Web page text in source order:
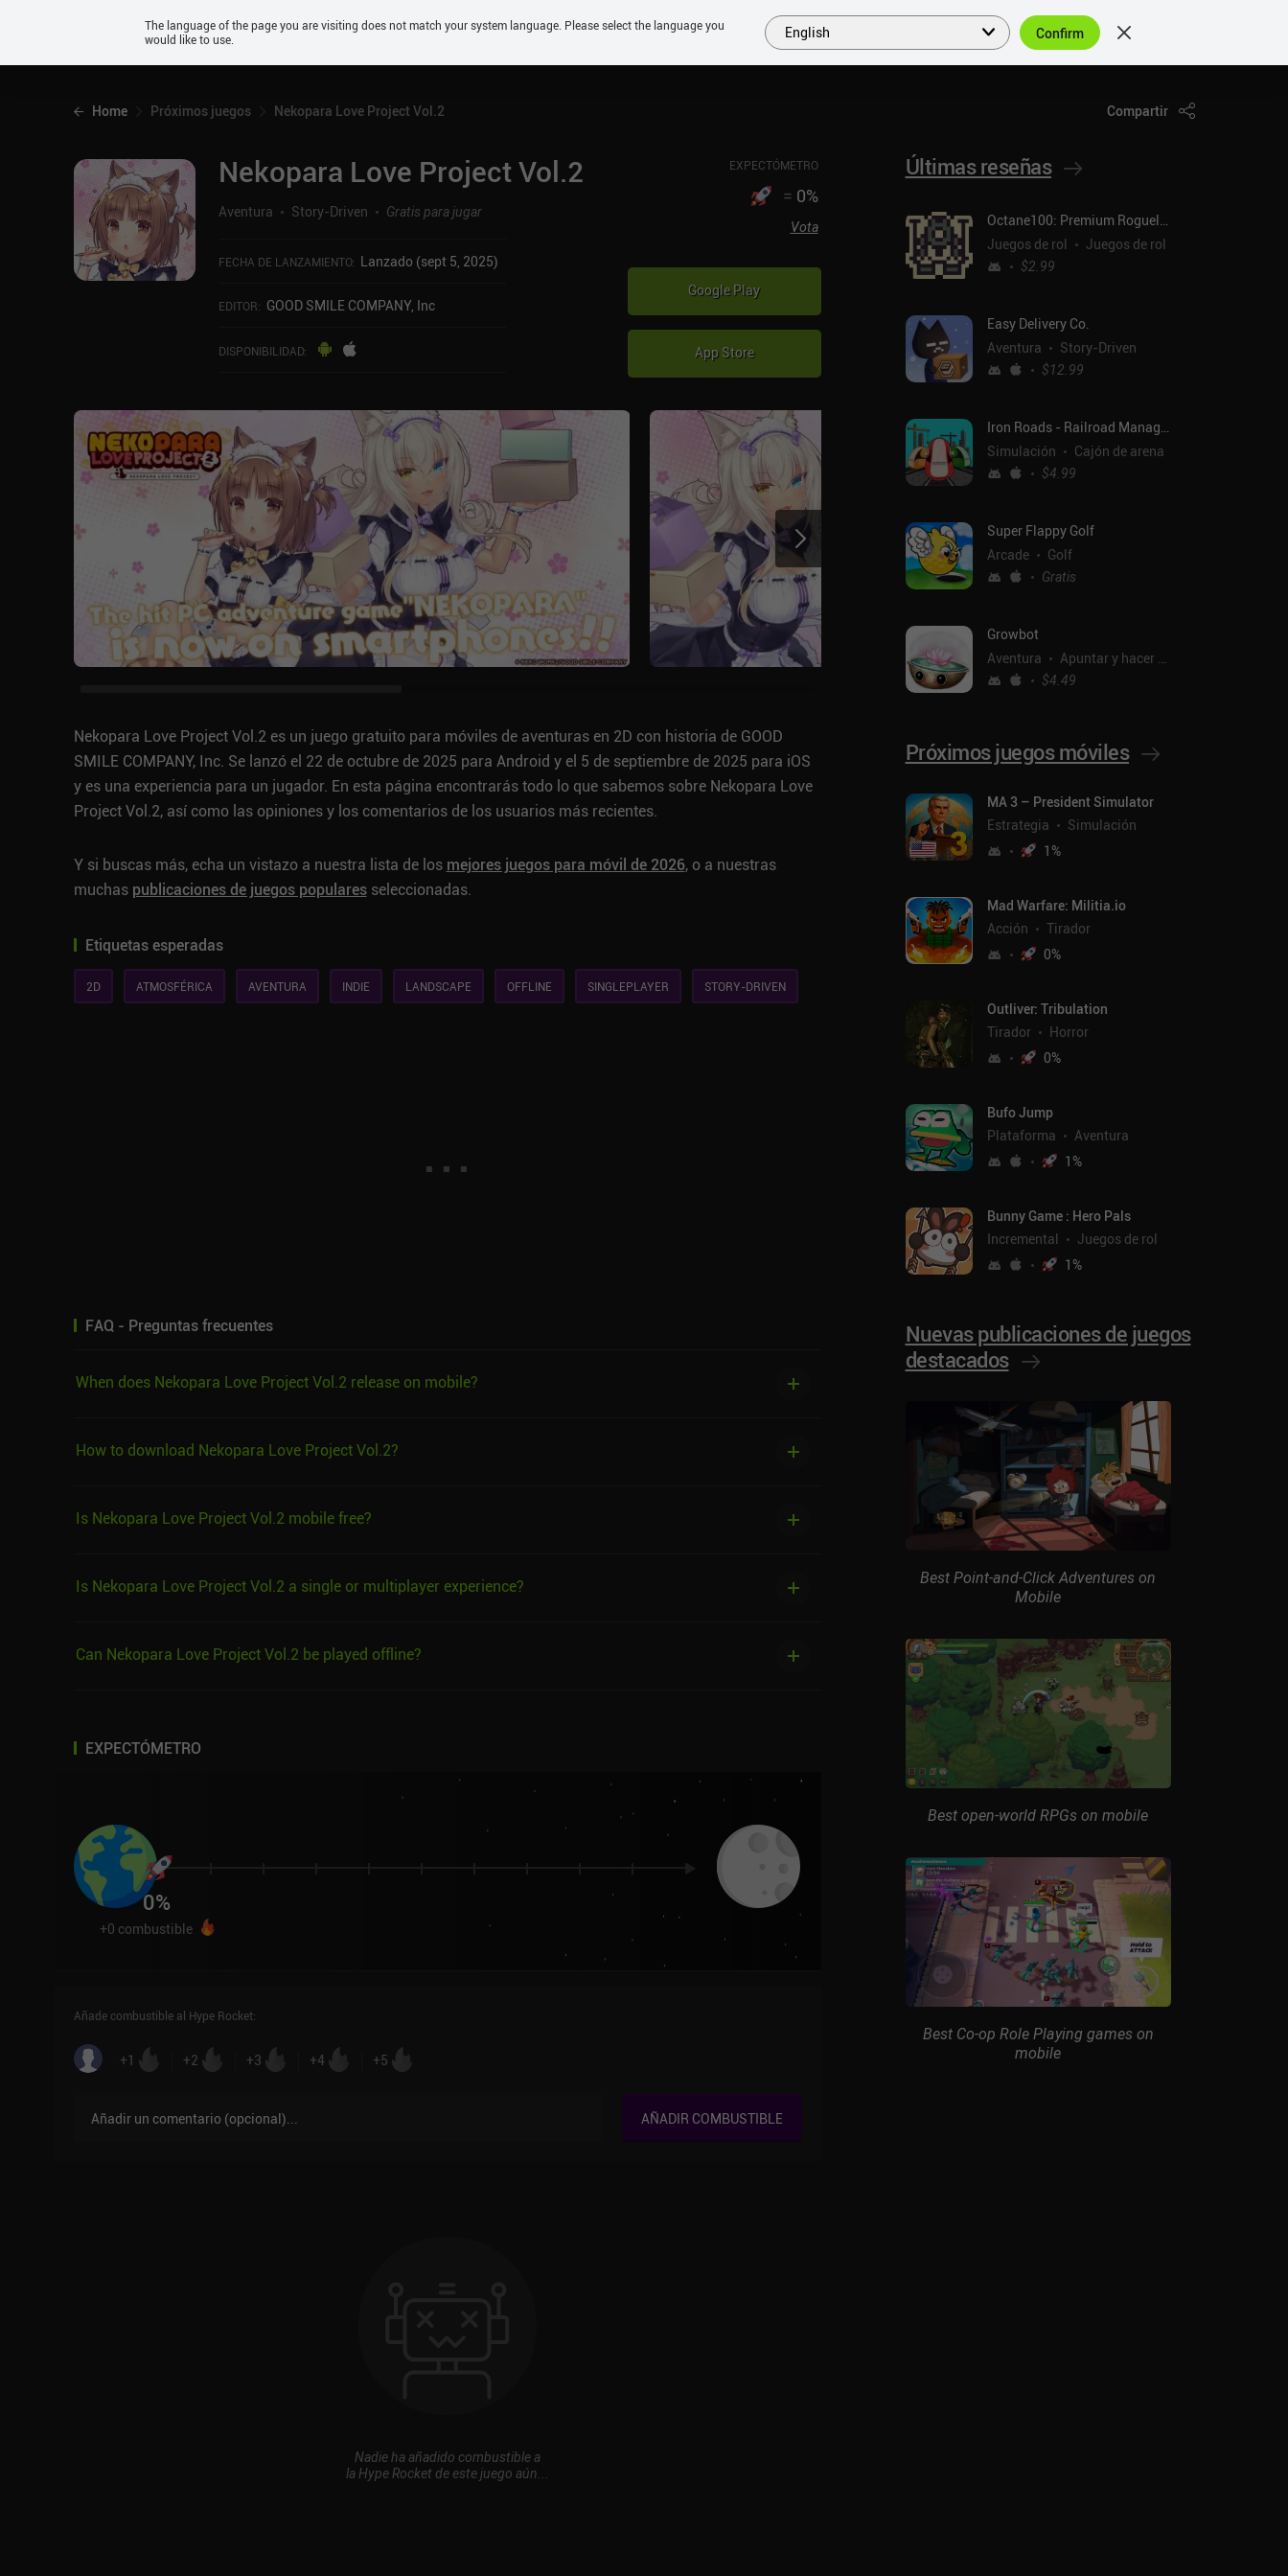
Android
PRÓXIMOS SIMILARES COLECCIONES TOP ES
Home Próximos juegos Nekopara Love Project Vol.2 Compartir
Nekopara Love Project Vol.2
Aventura Story-Driven Gratis para jugar
FECHA DE LANZAMIENTO: Lanzado (sept 5, 2025)
EDITOR: GOOD SMILE COMPANY, Inc
DISPONIBILIDAD:
EXPECTÓMETRO
= 0%
Vota
Google Play
App Store
Nekopara Love Project Vol.2 es un juego gratuito para móviles de aventuras en 2D con historia de GOOD
SMILE COMPANY, Inc. Se lanzó el 22 de octubre de 2025 para Android y el 5 de septiembre de 2025 para iOS
y es una experiencia para un jugador. En esta página encontrarás todo lo que sabemos sobre Nekopara Love
Project Vol.2, así como las opiniones y los comentarios de los usuarios más recientes.
Y si buscas más, echa un vistazo a nuestra lista de los mejores juegos para móvil de 2026, o a nuestras
muchas publicaciones de juegos popularesseleccionadas.
Etiquetas esperadas
2D ATMOSFÉRICA AVENTURA INDIE LANDSCAPE OFFLINE SINGLEPLAYER STORY-DRIVEN
FAQ - Preguntas frecuentes
When does Nekopara Love Project Vol.2 release on mobile?
How to download Nekopara Love Project Vol.2?
Is Nekopara Love Project Vol.2 mobile free?
Is Nekopara Love Project Vol.2 a single or multiplayer experience?
Can Nekopara Love Project Vol.2 be played offline?
EXPECTÓMETRO
0%
+0 combustible
Añade combustible al Hype Rocket:
+1 +2 +3 +4 +5
Añadir un comentario (opcional)... AÑADIR COMBUSTIBLE
Nadie ha añadido combustible a
la Hype Rocket de este juego aún...
Últimas reseñas
Octane100: Premium Roguelike
Juegos de rol
Juegos de rol
$2.99
Easy Delivery Co.
Aventura
Story-Driven
$12.99
Iron Roads - Railroad Manager
Simulación
Cajón de arena
$4.99
Super Flappy Golf
Arcade
Golf
Gratis
Growbot
Aventura
Apuntar y hacer clic
$4.49
Próximos juegos móviles
MA 3 – President Simulator
Estrategia
Simulación
1%
Mad Warfare: Militia.io
Acción
Tirador
0%
Outliver: Tribulation
Tirador
Horror
0%
Bufo Jump
Plataforma
Aventura
1%
Bunny Game : Hero Pals
Incremental
Juegos de rol
1%
Nuevas publicaciones de juegos
destacados
Best Point-and-Click Adventures on
Mobile
Best open-world RPGs on mobile
Best Co-op Role Playing games on
mobile
The language of the page you are visiting does not match your system language. Please select the language you
would like to use.
English Confirm